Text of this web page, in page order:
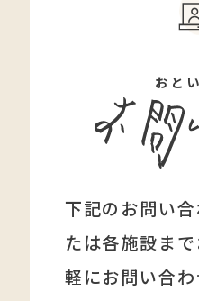
おと
下記のお問い
たは各施設まで
軽にお問い合わ